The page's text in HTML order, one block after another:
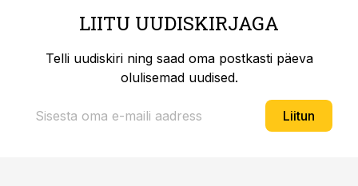
LIITU UUDISKIRJAGA
Telli uudiskiri ning saad oma postkasti päeva
olulisemad uudised.
Liitun